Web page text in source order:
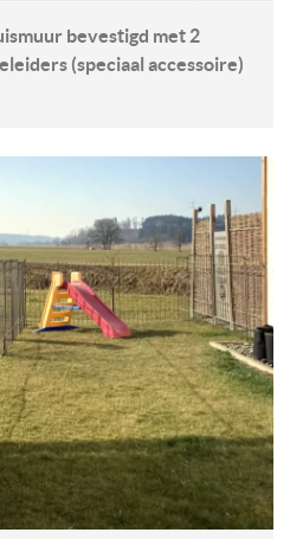
bevestigd met 2
(speciaal accessoire)